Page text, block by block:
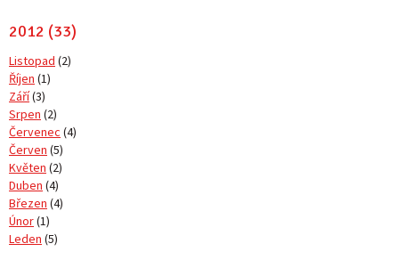
2012 (33)
Listopad (2)
Říjen (1)
Září(3)
Srpen (2)
Červenec (4)
Červen (5)
Květen (2)
Duben (4)
Březen (4)
Únor(1)
Leden (5)